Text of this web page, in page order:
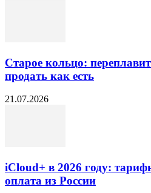
Старое кольцо:
продать как есть
21.07.2026
iCloud+ в 2026 году:
оплата из России